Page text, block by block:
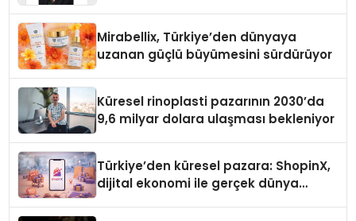
Mirabellix, Türkiye’den dünyaya
uzanan güçlü büyümesini sürdürüyor
Küresel rinoplasti pazarının 2030’da
9,6 milyar dolara ulaşması bekleniyor
Türkiye’den küresel pazara: ShopinX,
dijital ekonomi ile gerçek dünya